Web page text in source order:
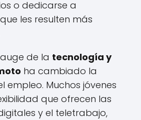
o dedicarse a
les resulten más
de la tecnología y
ha cambiado la
empleo. Muchos jóvenes
que ofrecen las
y el teletrabajo,